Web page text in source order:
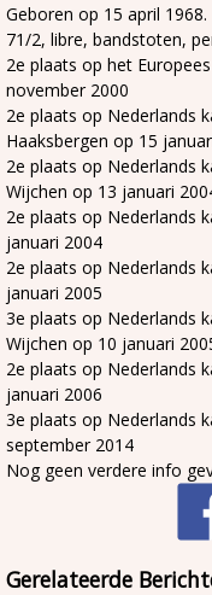
Geboren op 15 april
71/2, libre, bandstoten,
2e plaats op het
november 2000
2e plaats op Nederlands
Haaksbergen op 15
2e plaats op Nederlands
Wijchen op 13 januari
2e plaats op Nederlands
januari 2004
2e plaats op Nederlands
januari 2005
3e plaats op Nederlands
Wijchen op 10 januari
2e plaats op Nederlands
januari 2006
3e plaats op Nederlands
september 2014
Nog geen verdere info
Gerelateerde